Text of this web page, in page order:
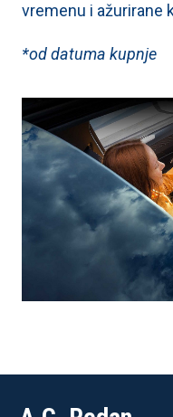
vremenu i ažurirane
*od datuma kupnje